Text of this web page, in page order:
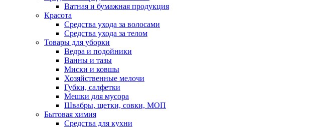
Ватная и бумажная продукция
Красота
Средства ухода за волосами
Средства ухода за телом
Товары для уборки
Ведра и подойники
Ванны и тазы
Миски и ковшы
Хозяйственные мелочи
Губки, салфетки
Мешки для мусора
Швабры, щетки, совки, МОП
Бытовая химия
Средства для кухни